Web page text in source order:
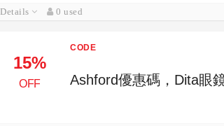
Details 0 used
15%
OFF
CODE
Ashford優惠碼，Dita眼